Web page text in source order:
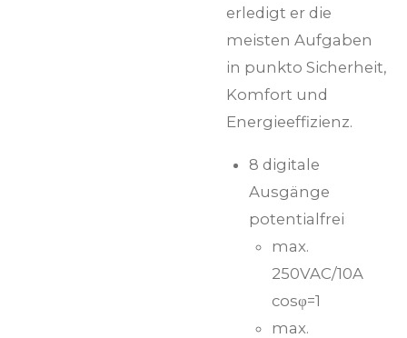
erledigt er die
meisten Aufgaben
in punkto Sicherheit,
Komfort und
Energieeffizienz.
8 digitale
Ausgänge
potentialfrei
max.
250VAC/10A
cosφ=1
max.